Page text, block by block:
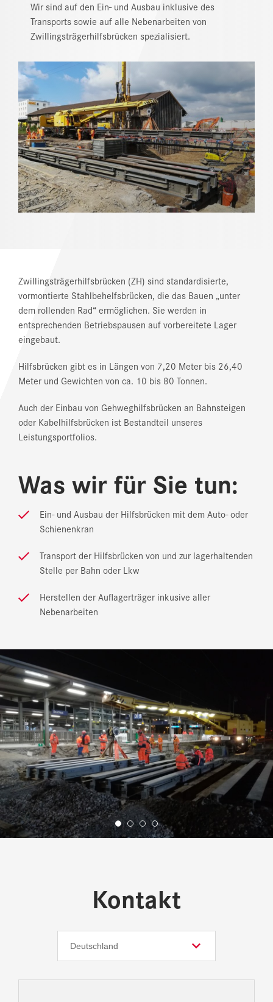
DOWNLOAD CENTER
ONLINE MAGAZIN
Wir sind auf den Ein- und Ausbau inklusive des
Transports sowie auf alle Nebenarbeiten von
Zwillingsträgerhilfsbrücken spezialisiert.
Zwillingsträgerhilfsbrücken (ZH) sind standardisierte,
vormontierte Stahlbehelfsbrücken, die das Bauen „unter
dem rollenden Rad“ ermöglichen. Sie werden in
entsprechenden Betriebspausen auf vorbereitete Lager
eingebaut.
Hilfsbrücken gibt es in Längen von 7,20 Meter bis 26,40
Meter und Gewichten von ca. 10 bis 80 Tonnen.
Auch der Einbau von Gehweghilfsbrücken an Bahnsteigen
oder Kabelhilfsbrücken ist Bestandteil unseres
Leistungsportfolios.
Was wir für Sie tun:
Ein- und Ausbau der Hilfsbrücken mit dem Auto- oder
Schienenkran
Transport der Hilfsbrücken von und zur lagerhaltenden
Stelle per Bahn oder Lkw
Herstellen der Auflagerträger inkusive aller
Nebenarbeiten
Kontakt